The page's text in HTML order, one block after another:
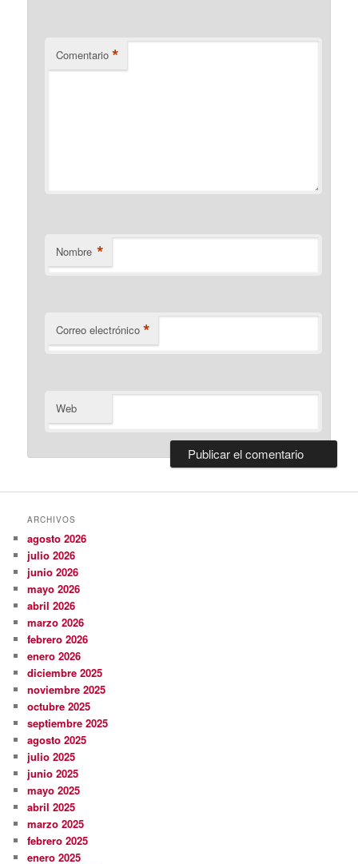
Comentario *
Nombre *
Correo electrónico *
Web
ARCHIVOS
agosto 2026
julio 2026
junio 2026
mayo 2026
abril 2026
marzo 2026
febrero 2026
enero 2026
diciembre 2025
noviembre 2025
octubre 2025
septiembre 2025
agosto 2025
julio 2025
junio 2025
mayo 2025
abril 2025
marzo 2025
febrero 2025
enero 2025